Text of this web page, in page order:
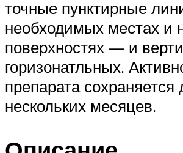
точные пунктирные
необходимых местах и
поверхностях — и
горизонатльных.
препарата сохраняется
нескольких месяцев.